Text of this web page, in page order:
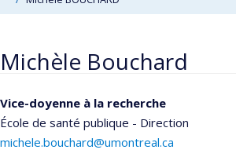
Michèle Bouchard
Vice-doyenne à la recherche
École de santé publique - Direction
michele.bouchard@umontreal.ca